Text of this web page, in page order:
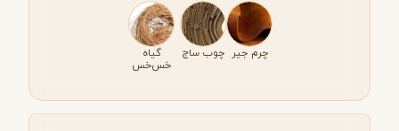
چرم جیر چوب ساج
گیاه
خس‌خس